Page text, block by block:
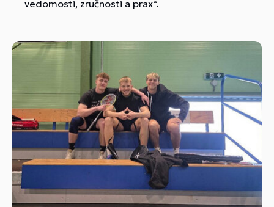
vedomosti, zručnosti a prax“.